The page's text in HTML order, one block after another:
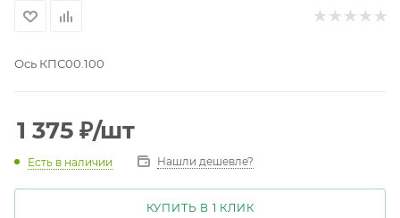
Ось КПС00.100
1 375 ₽/шт
Есть в наличии Нашли дешевле?
КУПИТЬ В 1 КЛИК